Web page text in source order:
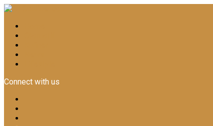
Connect with us